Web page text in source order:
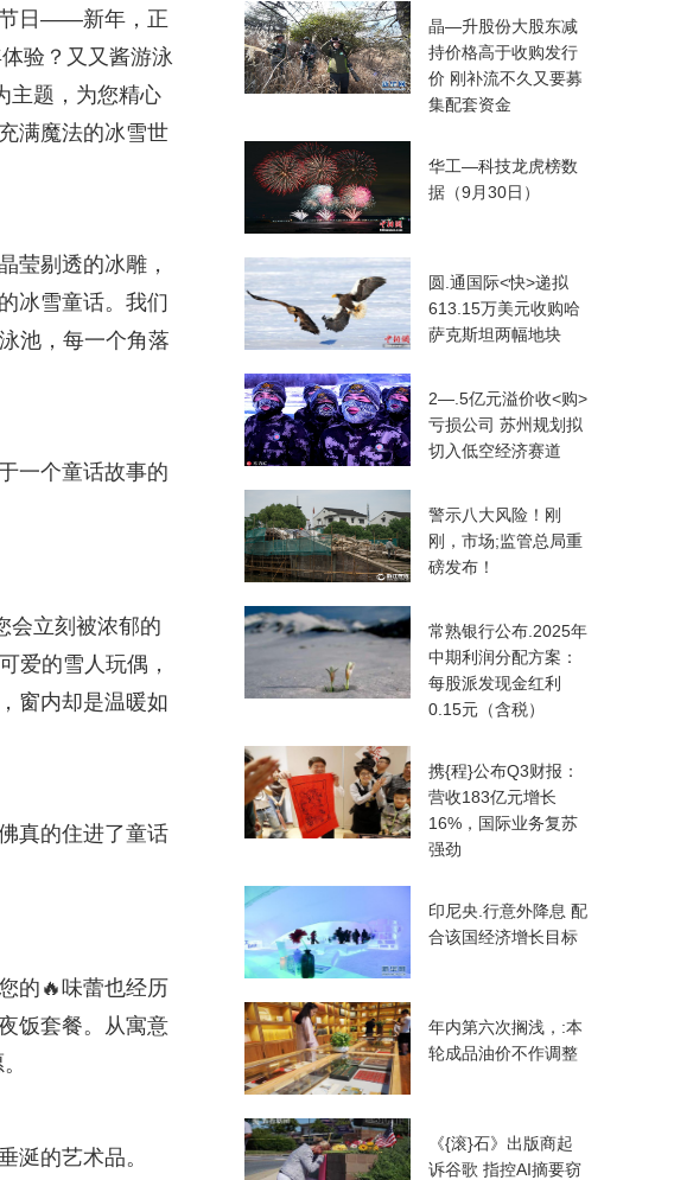
节日——新年，正
验？又又酱游泳
主题，为您精心
满魔法的冰雪世
莹剔透的冰雕，
冰雪童话。我们
池，每一个角落
一个童话故事的
会立刻被浓郁的
爱的雪人玩偶，
窗内却是温暖如
真的住进了童话
的🔥味蕾也经历
饭套餐。从寓意
涎的艺术品。
晶—升股份大股东减
持价格高于收购发行
价 刚补流不久又要募
集配套资金
华工—科技龙虎榜数
据（9月30日）
圆.通国际<快>递拟
613.15万美元收购哈
萨克斯坦两幅地块
2—.5亿元溢价收<购>
亏损公司 苏州规划拟
切入低空经济赛道
警示八大风险！刚
刚，市场;监管总局重
磅发布！
常熟银行公布.2025年
中期利润分配方案：
每股派发现金红利
0.15元（含税）
携{程}公布Q3财报：
营收183亿元增长
16%，国际业务复苏
强劲
印尼央.行意外降息 配
合该国经济增长目标
年内第六次搁浅，:本
轮成品油价不作调整
《{滚}石》出版商起
诉谷歌 指控AI摘要窃